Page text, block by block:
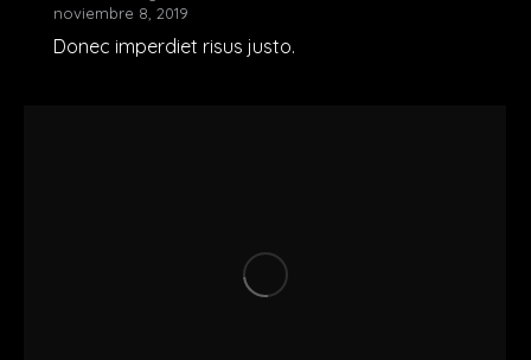
noviembre 8, 2019
Donec imperdiet risus justo.